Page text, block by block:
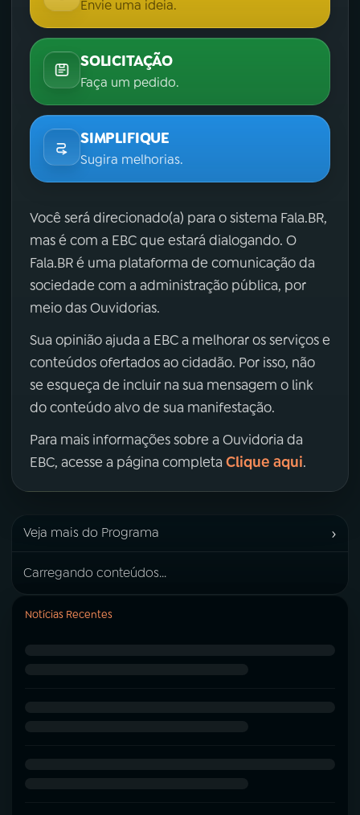
Envie uma ideia.
SOLICITAÇÃO
Faça um pedido.
SIMPLIFIQUE
Sugira melhorias.
Você será direcionado(a) para o sistema Fala.BR,
mas é com a EBC que estará dialogando. O
Fala.BR é uma plataforma de comunicação da
sociedade com a administração pública, por
meio das Ouvidorias.
Sua opinião ajuda a EBC a melhorar os serviços e
conteúdos ofertados ao cidadão. Por isso, não
se esqueça de incluir na sua mensagem o link
do conteúdo alvo de sua manifestação.
Para mais informações sobre a Ouvidoria da
EBC, acesse a página completa Clique aqui.
Veja mais do Programa ›
Carregando conteúdos...
Notícias Recentes